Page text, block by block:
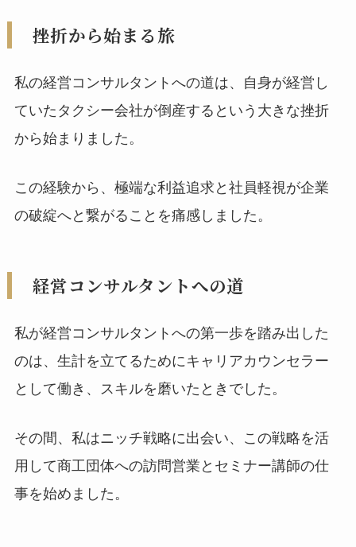
挫折から始まる旅
私の経営コンサルタントへの道は、自身が経営し
ていたタクシー会社が倒産するという大きな挫折
から始まりました。
この経験から、極端な利益追求と社員軽視が企業
の破綻へと繋がることを痛感しました。
経営コンサルタントへの道
私が経営コンサルタントへの第一歩を踏み出した
のは、生計を立てるためにキャリアカウンセラー
として働き、スキルを磨いたときでした。
その間、私はニッチ戦略に出会い、この戦略を活
用して商工団体への訪問営業とセミナー講師の仕
事を始めました。